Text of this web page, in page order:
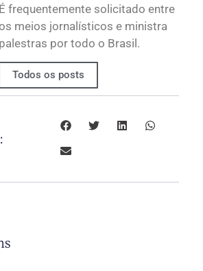
É frequentemente solicitado entre
meios jornalísticos e ministra
palestras por todo o Brasil.
Todos os posts